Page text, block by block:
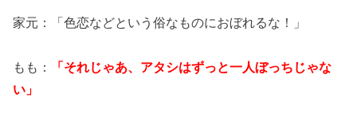
家元：「色恋などという俗なものにおぼれるな！」
もも：
「それじゃあ、アタシはずっと一人ぼっちじゃな
い」